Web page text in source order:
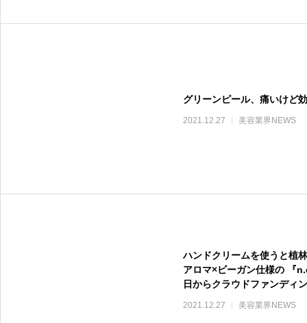
グリーンピール、痛いけど
2021.12.27 美容業界NEWS
ハンドクリームを使うと植
アロマ×ビーガン仕様の 『
日からクラウドファンディ
2021.12.27 美容業界NEWS